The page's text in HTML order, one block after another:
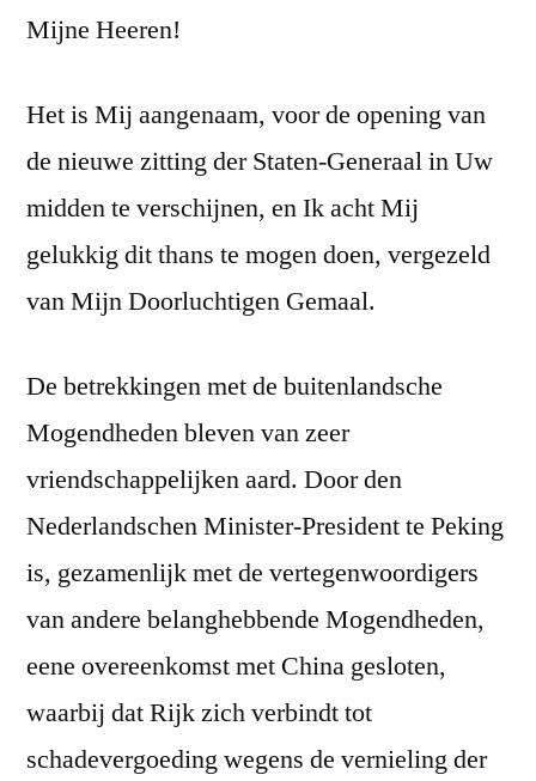
Mijne Heeren!
Het is Mij aangenaam, voor de opening van
de nieuwe zitting der Staten-Generaal in Uw
midden te verschijnen, en Ik acht Mij
gelukkig dit thans te mogen doen, vergezeld
van Mijn Doorluchtigen Gemaal.
De betrekkingen met de buitenlandsche
Mogendheden bleven van zeer
vriendschappelijken aard. Door den
Nederlandschen Minister-President te Peking
is, gezamenlijk met de vertegenwoordigers
van andere belanghebbende Mogendheden,
eene overeenkomst met China gesloten,
waarbij dat Rijk zich verbindt tot
schadevergoeding wegens de vernieling der